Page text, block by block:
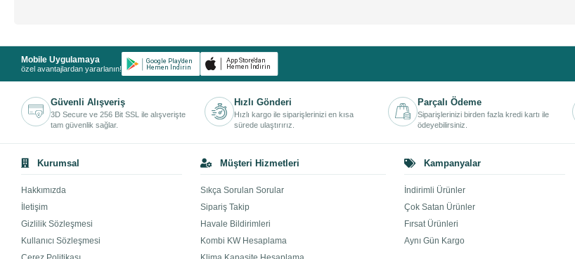
Mobile Uygulamaya
özel avantajlardan yararlanın!
Güvenli Alışveriş
3D Secure ve 256 Bit SSL ile alışverişte
tam güvenlik sağlar.
Hızlı Gönderi
Hızlı kargo ile siparişlerinizi en kısa
sürede ulaştırırız.
Parçalı Ödeme
Siparişlerinizi birden fazla kredi kartı ile
ödeyebilirsiniz.
Kurumsal
Hakkımızda
İletişim
Gizlilik Sözleşmesi
Kullanıcı Sözleşmesi
Müşteri Hizmetleri
Sıkça Sorulan Sorular
Sipariş Takip
Havale Bildirimleri
Kombi KW Hesaplama
Kampanyalar
İndirimli Ürünler
Çok Satan Ürünler
Fırsat Ürünleri
Aynı Gün Kargo